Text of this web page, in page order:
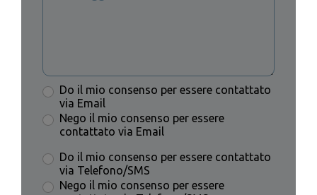
Do il mio consenso per essere contattato
via Email
Nego il mio consenso per essere
contattato via Email
Do il mio consenso per essere contattato
via Telefono/SMS
Nego il mio consenso per essere